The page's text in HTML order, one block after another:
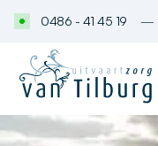
0486 - 41 45 19 ―